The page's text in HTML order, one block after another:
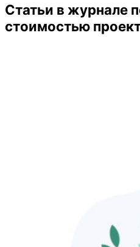
Статьи в журнале
стоимостью